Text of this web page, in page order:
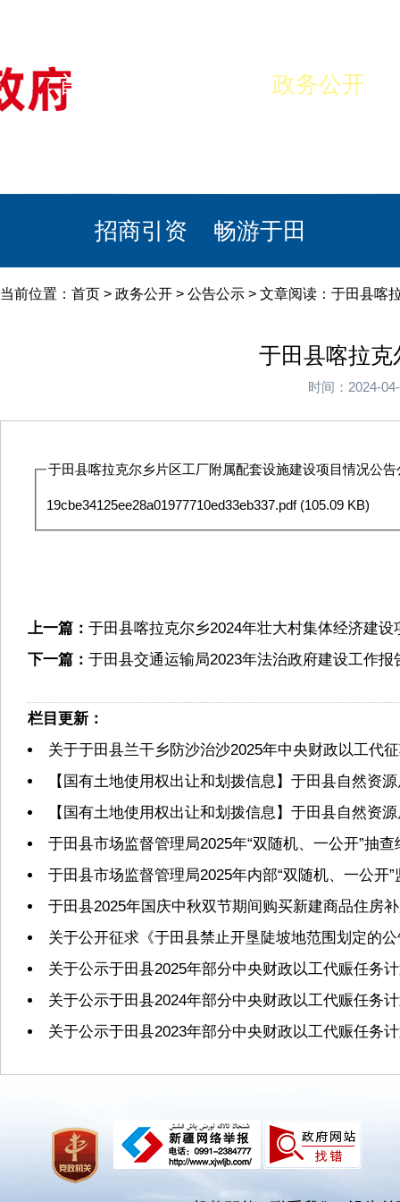
首页 政务公开
招商引资 畅游于田
当前位置： 首页 > 政务公开 > 公告公示 > 文章阅读：于田县喀
于田县喀拉
时间：2024-
于田县喀拉克尔乡片区工厂附属配套设施建设项目情况公
19cbe34125ee28a01977710ed33eb337.pdf(105.09 KB)
上一篇： 于田县喀拉克尔乡2024年壮大村集体经济建
下一篇： 于田县交通运输局2023年法治政府建设工作报
栏目更新：
关于于田县兰干乡防沙治沙2025年中央财政以工代
【国有土地使用权出让和划拨信息】于田县自然资
【国有土地使用权出让和划拨信息】于田县自然资
于田县市场监督管理局2025年“双随机、一公开”抽查
于田县市场监督管理局2025年内部“双随机、一公开
于田县2025年国庆中秋双节期间购买新建商品住房
关于公开征求《于田县禁止开垦陡坡地范围划定的
关于公示于田县2025年部分中央财政以工代赈任务
关于公示于田县2024年部分中央财政以工代赈任务
关于公示于田县2023年部分中央财政以工代赈任务